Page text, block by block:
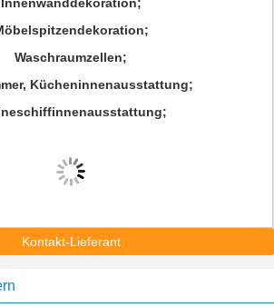
Waschraumzellen;
Kücheninnenausstattung;
Kontakt-Lieferant